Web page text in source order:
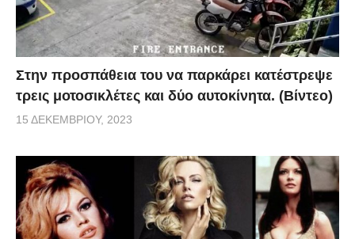
Στην προσπάθεια του να παρκάρει κατέστρεψε
τρεις μοτοσικλέτες και δύο αυτοκίνητα. (Βίντεο)
15 ΔΕΚΕΜΒΡΊΟΥ, 2023